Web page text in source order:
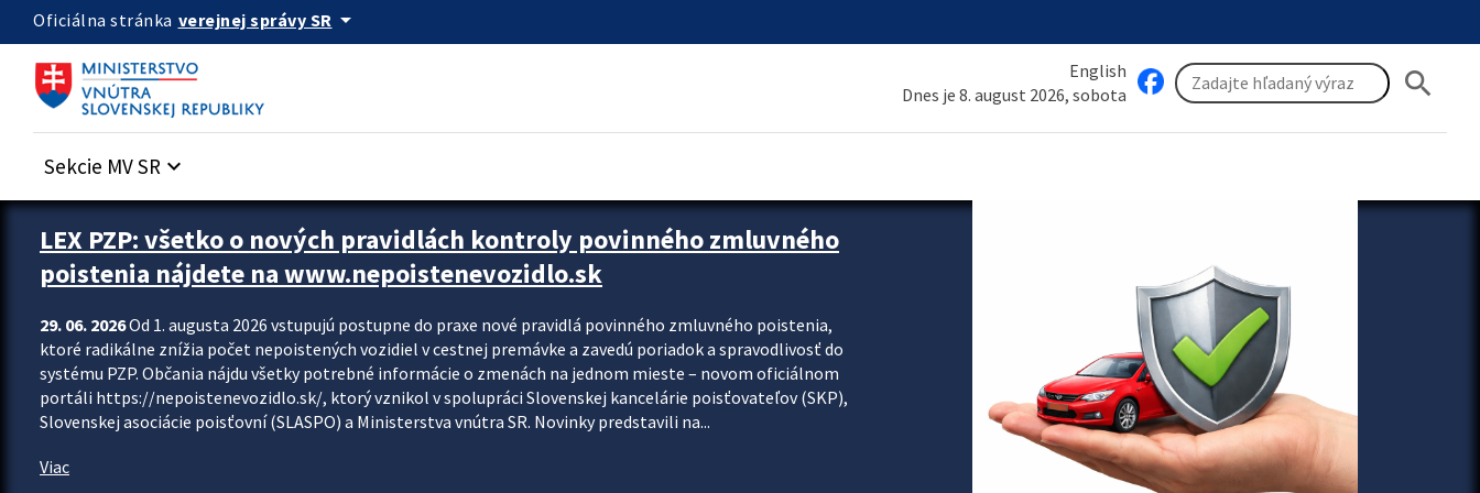
Preskocit na hlavný obsah
Oficiálna stránka verejnej správy SR arrow_drop_down
English
Dnes je 8. august 2026, sobota
search
Sekcie MV SR keyboard_arrow_down
Zastavit automatický posun upútavok
LEX PZP: všetko o nových pravidlách kontroly povinného zmluvného
poistenia nájdete na www.nepoistenevozidlo.sk
29. 06. 2026Od 1. augusta 2026 vstupujú postupne do praxe nové pravidlá povinného zmluvného poistenia,
ktoré radikálne znížia počet nepoistených vozidiel v cestnej premávke a zavedú poriadok a spravodlivosť do
systému PZP. Občania nájdu všetky potrebné informácie o zmenách na jednom mieste – novom oficiálnom
portáli https://nepoistenevozidlo.sk/, ktorý vznikol v spolupráci Slovenskej kancelárie poisťovateľov (SKP),
Slovenskej asociácie poisťovní (SLASPO) a Ministerstva vnútra SR. Novinky predstavili na...
Viac